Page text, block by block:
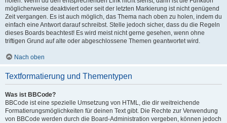
möglicherweise deaktiviert oder seit der letzten Markierung ist nicht genügend
Zeit vergangen. Es ist auch möglich, das Thema nach oben zu holen, indem du
einfach eine Antwort darauf schreibst. Stelle jedoch sicher, dass du die Regeln
dieses Boards beachtest! Es wird meist nicht gerne gesehen, wenn ohne
triftigen Grund auf alte oder abgeschlossene Themen geantwortet wird.
Nach oben
Textformatierung und Thementypen
Was ist BBCode?
BBCode ist eine spezielle Umsetzung von HTML, die dir weitreichende
Formatierungsmöglichkeiten für deinen Text gibt. Die Rechte zur Verwendung
von BBCode werden durch die Board-Administration vergeben, können jedoch